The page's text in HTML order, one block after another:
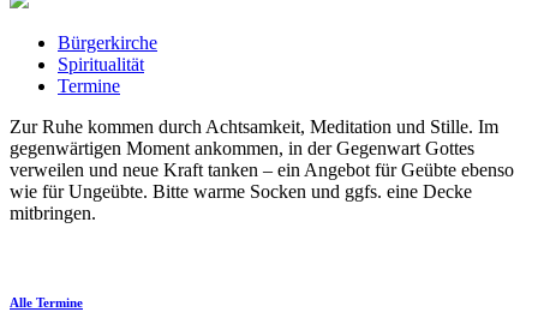
Bürgerkirche
Spiritualität
Termine
Zur Ruhe kommen durch Achtsamkeit, Meditation und Stille. Im
gegenwärtigen Moment ankommen, in der Gegenwart Gottes
verweilen und neue Kraft tanken – ein Angebot für Geübte ebenso
wie für Ungeübte. Bitte warme Socken und ggfs. eine Decke
mitbringen.
Alle Termine